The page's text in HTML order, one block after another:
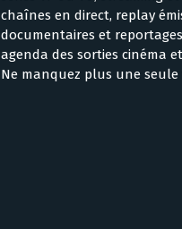
chaînes en direct, replay
documentaires et
agenda des sorties cinéma et
Ne manquez plus une seule